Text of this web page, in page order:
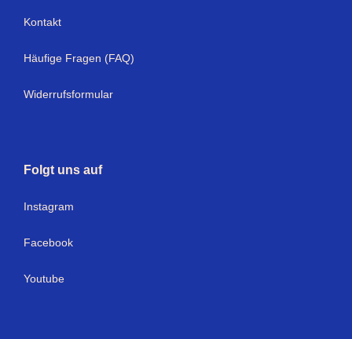
Kontakt
Häufige Fragen (FAQ)
Widerrufsformular
Folgt uns auf
Instagram
Facebook
Youtube